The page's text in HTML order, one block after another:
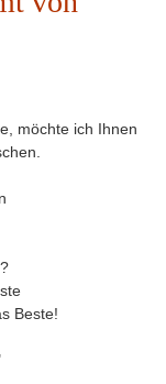
möchte ich Ihnen
Beste!